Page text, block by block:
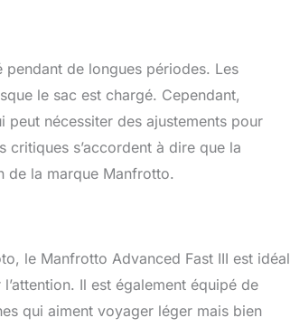
de longues périodes. Les
le sac est chargé. Cependant,
nécessiter des ajustements pour
s’accordent à dire que la
de la marque Manfrotto.
le Manfrotto Advanced Fast III est idéal
Il est également équipé de
qui aiment voyager léger mais bien